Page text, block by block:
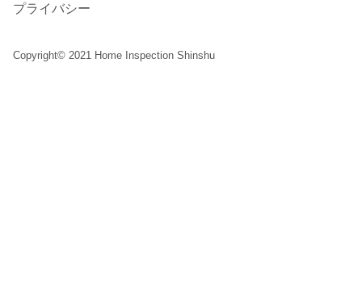
プライバシー
Copyright©︎ 2021 Home Inspection Shinshu